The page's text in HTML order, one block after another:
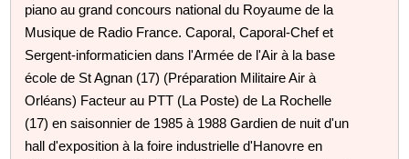
piano au grand concours national du Royaume de la
Musique de Radio France. Caporal, Caporal-Chef et
Sergent-informaticien dans l'Armée de l'Air à la base
école de St Agnan (17) (Préparation Militaire Air à
Orléans) Facteur au PTT (La Poste) de La Rochelle
(17) en saisonnier de 1985 à 1988 Gardien de nuit d'un
hall d'exposition à la foire industrielle d'Hanovre en